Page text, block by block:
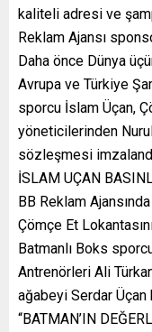
kaliteli adresi ve
Reklam Ajansı
Daha önce Dünya
Avrupa ve Türkiye
sporcu İslam Üçan,
yöneticilerinden
sözleşmesi
İSLAM UÇAN
BB Reklam
Çömçe Et
Batmanlı Boks
Antrenörleri Ali
ağabeyi Serdar Üçan
“BATMAN’IN